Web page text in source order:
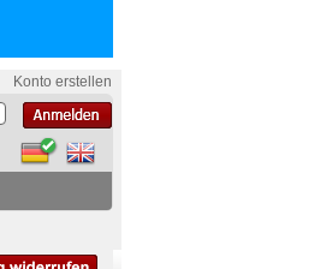
Konto erstellen